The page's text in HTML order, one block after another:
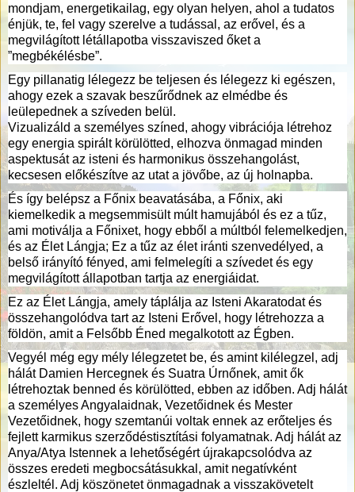
mondjam, energetikailag, egy olyan helyen, ahol a tudatos
énjük, te, fel vagy szerelve a tudással, az erővel, és a
megvilágított létállapotba visszaviszed őket a
”megbékélésbe”.
Egy pillanatig lélegezz be teljesen és lélegezz ki egészen,
ahogy ezek a szavak beszűrődnek az elmédbe és
leülepednek a szíveden belül.
Vizualizáld a személyes színed, ahogy vibrációja létrehoz
egy energia spirált körülötted, elhozva önmagad minden
aspektusát az isteni és harmonikus összehangolást,
kecsesen előkészítve az utat a jövőbe, az új holnapba.
És így belépsz a Főnix beavatásába, a Főnix, aki
kiemelkedik a megsemmisült múlt hamujából és ez a tűz,
ami motiválja a Főnixet, hogy ebből a múltból felemelkedjen,
és az Élet Lángja; Ez a tűz az élet iránti szenvedélyed, a
belső irányító fényed, ami felmelegíti a szívedet és egy
megvilágított állapotban tartja az energiáidat.
Ez az Élet Lángja, amely táplálja az Isteni Akaratodat és
összehangolódva tart az Isteni Erővel, hogy létrehozza a
földön, amit a Felsőbb Éned megalkotott az Égben.
Vegyél még egy mély lélegzetet be, és amint kilélegzel, adj
hálát Damien Hercegnek és Suatra Úrnőnek, amit ők
létrehoztak benned és körülötted, ebben az időben. Adj hálát
a személyes Angyalaidnak, Vezetőidnek és Mester
Vezetőidnek, hogy szemtanúi voltak ennek az erőteljes és
fejlett karmikus szerződéstisztítási folyamatnak. Adj hálát az
Anya/Atya Istennek a lehetőségért újrakapcsolódva az
összes eredeti megbocsátásukkal, amit negatívként
észleltél. Adj köszönetet önmagadnak a visszakövetelt